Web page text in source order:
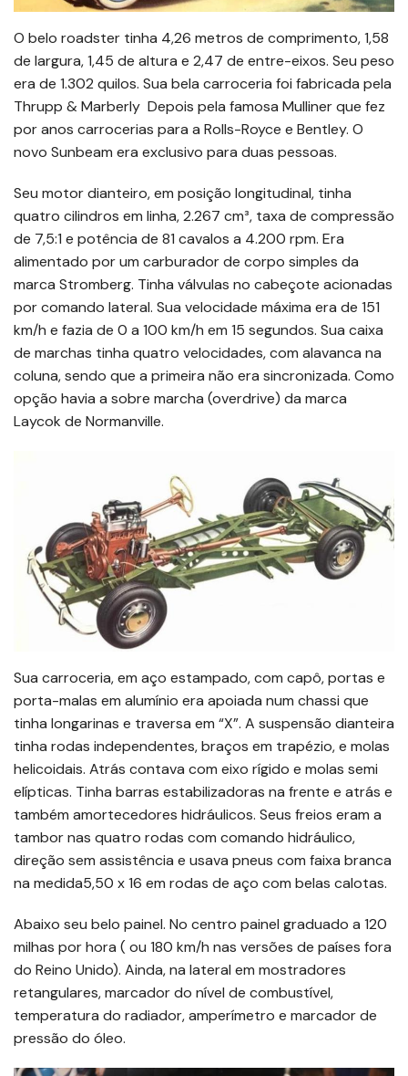
O belo roadster tinha 4,26 metros de comprimento, 1,58
de largura, 1,45 de altura e 2,47 de entre-eixos. Seu peso
era de 1.302 quilos. Sua bela carroceria foi fabricada pela
Thrupp & Marberly Depois pela famosa Mulliner que fez
por anos carrocerias para a Rolls-Royce e Bentley. O
novo Sunbeam era exclusivo para duas pessoas.
Seu motor dianteiro, em posição longitudinal, tinha
quatro cilindros em linha, 2.267 cm³, taxa de compressão
de 7,5:1 e potência de 81 cavalos a 4.200 rpm. Era
alimentado por um carburador de corpo simples da
marca Stromberg. Tinha válvulas no cabeçote acionadas
por comando lateral. Sua velocidade máxima era de 151
km/h e fazia de 0 a 100 km/h em 15 segundos. Sua caixa
de marchas tinha quatro velocidades, com alavanca na
coluna, sendo que a primeira não era sincronizada. Como
opção havia a sobre marcha (overdrive) da marca
Laycok de Normanville.
Sua carroceria, em aço estampado, com capô, portas e
porta-malas em alumínio era apoiada num chassi que
tinha longarinas e traversa em “X”. A suspensão dianteira
tinha rodas independentes, braços em trapézio, e molas
helicoidais. Atrás contava com eixo rígido e molas semi
elípticas. Tinha barras estabilizadoras na frente e atrás e
também amortecedores hidráulicos. Seus freios eram a
tambor nas quatro rodas com comando hidráulico,
direção sem assistência e usava pneus com faixa branca
na medida5,50 x 16 em rodas de aço com belas calotas.
Abaixo seu belo painel. No centro painel graduado a 120
milhas por hora ( ou 180 km/h nas versões de países fora
do Reino Unido). Ainda, na lateral em mostradores
retangulares, marcador do nível de combustível,
temperatura do radiador, amperímetro e marcador de
pressão do óleo.